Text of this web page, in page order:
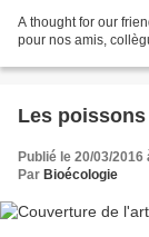
A thought for our
pour nos amis,
Les
Publié le 20/03/2016
Par Bioécologie